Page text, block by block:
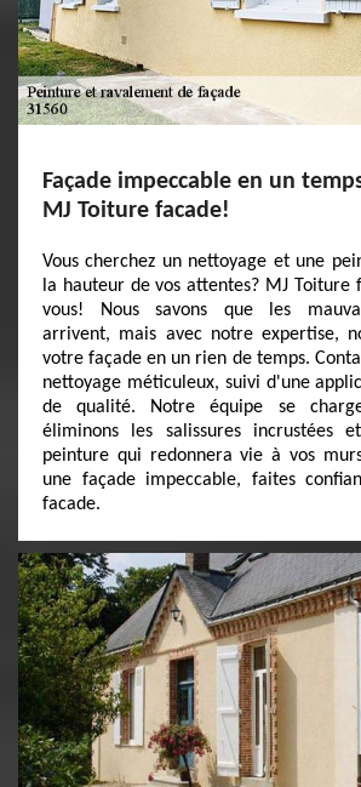
Façade impeccable en un
MJ Toiture facade!
Vous cherchez un nettoyage et une
la hauteur de vos attentes? MJ Toiture
vous! Nous savons que les
arrivent, mais avec notre expertise,
votre façade en un rien de temps.
nettoyage méticuleux, suivi d'une
de qualité. Notre équipe se
éliminons les salissures incrustées
peinture qui redonnera vie à vos
une façade impeccable, faites
facade.